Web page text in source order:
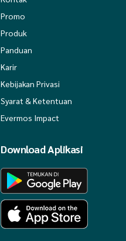
Promo
Produk
Panduan
Karir
Kebijakan Privasi
Syarat & Ketentuan
Evermos Impact
Download Aplikasi